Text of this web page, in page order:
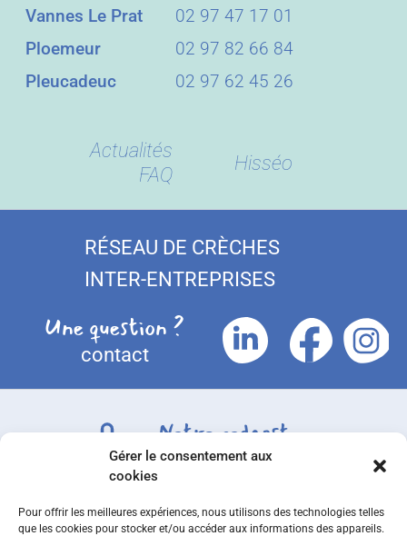
Gérer le consentement aux
cookies
Pour offrir les meilleures expériences, nous utilisons des technologies telles
que les cookies pour stocker et/ou accéder aux informations des appareils.
Vannes Le Prat
02 97 47 17 01
Ploemeur
02 97 82 66 84
Pleucadeuc
02 97 62 45 26
Actualités
FAQ
Hisséo
RÉSEAU DE CRÈCHES
INTER-ENTREPRISES
Une question ?
contact
Notre podcast
Disponible sur toutes les plateformes